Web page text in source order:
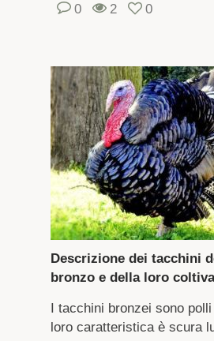
0 2 0
Descrizione dei tacchini
bronzo e della loro
I tacchini bronzei sono
loro caratteristica è scura